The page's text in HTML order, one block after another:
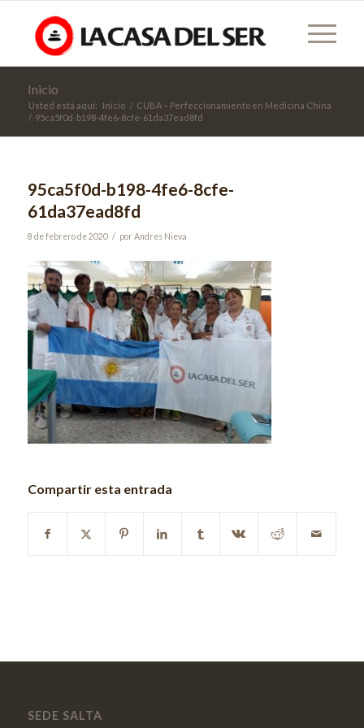
Inicio
Usted está aquí: Inicio / CUBA – Perfeccionamiento en Medicina China
/ 95ca5f0d-b198-4fe6-8cfe-61da37ead8fd
95ca5f0d-b198-4fe6-8cfe-
61da37ead8fd
8 de febrero de 2020 / por Andres Nieva
Compartir esta entrada
SEDE SALTA